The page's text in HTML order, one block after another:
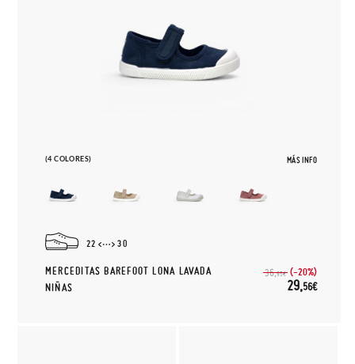
(4 COLORES) MÁS INFO
22 30
MERCEDITAS BAREFOOT LONA LAVADA
NIÑAS
36,95€ (-20%)
29,56€